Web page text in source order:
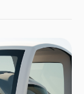
습니다.이에 따라,
시간으로 변하는
(대책)을 마련해야 할
령의 나이는 물론,
. 링크드인 공동
고문 드미트리
재선 가능성이